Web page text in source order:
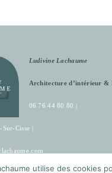
Ludivine Lachaume
Architecture d’intérieur &
06 76 44 80 80 |
Cisse |
utilise des cookies